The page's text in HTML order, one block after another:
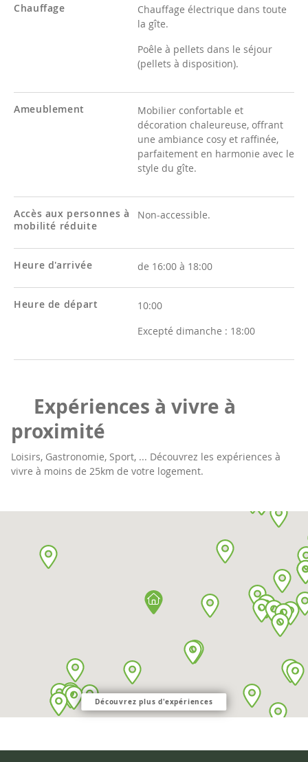
Chauffage
Chauffage électrique dans toute
la gîte.
Poêle à pellets dans le séjour
(pellets à disposition).
Ameublement
Mobilier confortable et
décoration chaleureuse, offrant
une ambiance cosy et raffinée,
parfaitement en harmonie avec le
style du gîte.
Accès aux personnes à
mobilité réduite
Non-accessible.
Heure d'arrivée de 16:00 à 18:00
Heure de départ
10:00
Excepté dimanche : 18:00
Expériences à vivre à
proximité
Loisirs, Gastronomie, Sport, ... Découvrez les expériences à
vivre à moins de 25km de votre logement.
Découvrez plus d'expériences